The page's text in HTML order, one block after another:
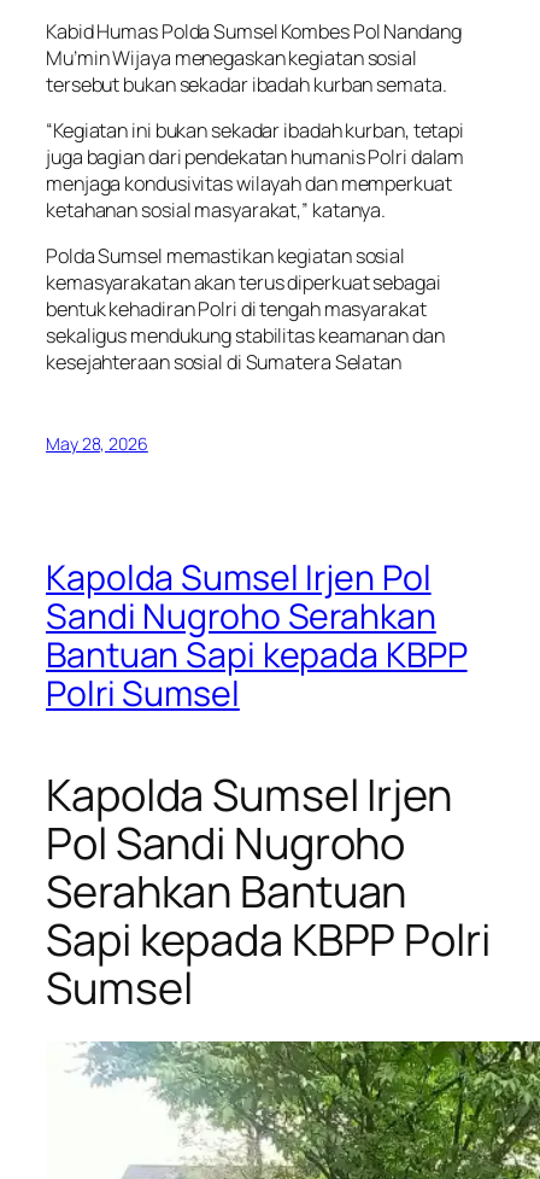
Kabid Humas Polda Sumsel Kombes Pol Nandang
Mu’min Wijaya menegaskan kegiatan sosial
tersebut bukan sekadar ibadah kurban semata.
“Kegiatan ini bukan sekadar ibadah kurban, tetapi
juga bagian dari pendekatan humanis Polri dalam
menjaga kondusivitas wilayah dan memperkuat
ketahanan sosial masyarakat,” katanya.
Polda Sumsel memastikan kegiatan sosial
kemasyarakatan akan terus diperkuat sebagai
bentuk kehadiran Polri di tengah masyarakat
sekaligus mendukung stabilitas keamanan dan
kesejahteraan sosial di Sumatera Selatan
May 28, 2026
Kapolda Sumsel Irjen Pol
Sandi Nugroho Serahkan
Bantuan Sapi kepada KBPP
Polri Sumsel
Kapolda Sumsel Irjen
Pol Sandi Nugroho
Serahkan Bantuan
Sapi kepada KBPP Polri
Sumsel